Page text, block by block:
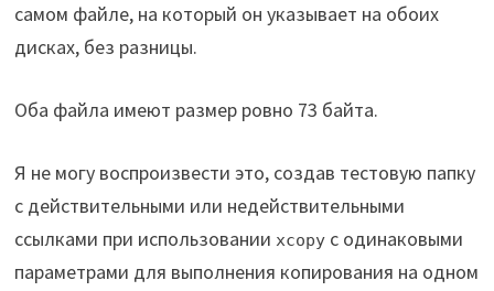
самом файле, на который он указывает на обоих
дисках, без разницы.
Оба файла имеют размер ровно 73 байта.
Я не могу воспроизвести это, создав тестовую папку
с действительными или недействительными
ссылками при использовании xcopyс одинаковыми
параметрами для выполнения копирования на одном